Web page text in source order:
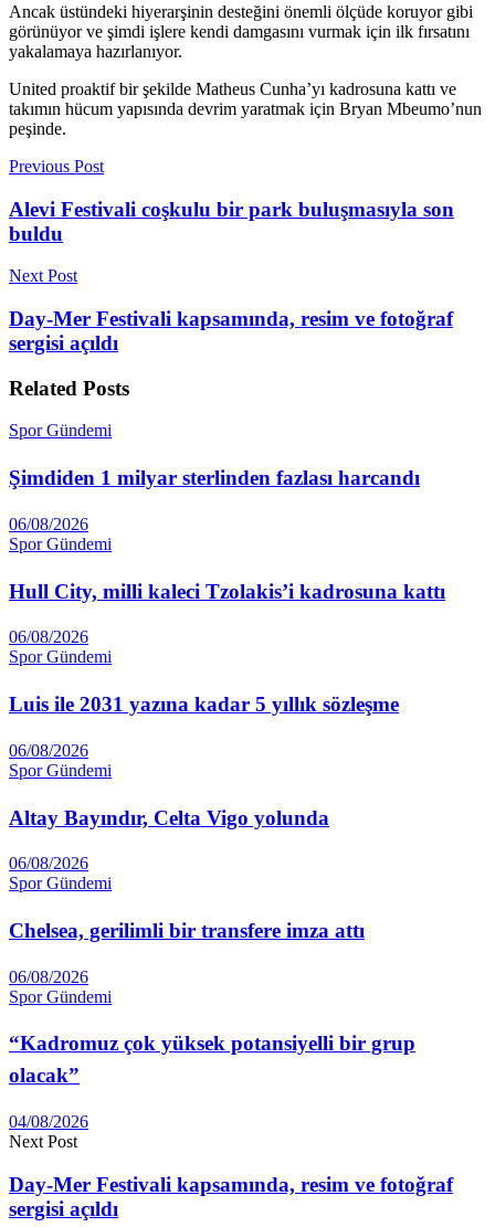
Ancak üstündeki hiyerarşinin desteğini önemli ölçüde koruyor gibi
görünüyor ve şimdi işlere kendi damgasını vurmak için ilk fırsatını
yakalamaya hazırlanıyor.
United proaktif bir şekilde Matheus Cunha’yı kadrosuna kattı ve
takımın hücum yapısında devrim yaratmak için Bryan Mbeumo’nun
peşinde.
Previous Post
Alevi Festivali coşkulu bir park buluşmasıyla son
buldu
Next Post
Day-Mer Festivali kapsamında, resim ve fotoğraf
sergisi açıldı
Related Posts
Spor Gündemi
Şimdiden 1 milyar sterlinden fazlası harcandı
06/08/2026
Spor Gündemi
Hull City, milli kaleci Tzolakis’i kadrosuna kattı
06/08/2026
Spor Gündemi
Luis ile 2031 yazına kadar 5 yıllık sözleşme
06/08/2026
Spor Gündemi
Altay Ba­yındır, Celta Vigo yolunda
06/08/2026
Spor Gündemi
Chelsea, gerilimli bir transfere imza attı
06/08/2026
Spor Gündemi
“Kadromuz çok yüksek potansiyelli bir grup
olacak”
04/08/2026
Next Post
Day-Mer Festivali kapsamında, resim ve fotoğraf
sergisi açıldı